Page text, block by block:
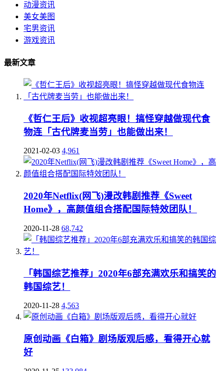
动漫资讯
美女美图
宅男资讯
游戏资讯
最新文章
《哲仁王后》收视超亮眼！搞怪穿越做现代食
物连「古代牌麦当劳」也能做出来！
2021-02-03 4,961
2020年Netflix(网飞)漫改韩剧推荐《Sweet
Home》，高颜值组合搭配国际特效团队！
2020-11-28 68,742
「韩国综艺推荐」2020年6部充满欢乐和搞笑的
韩国综艺！
2020-11-28 4,563
原创动画《白箱》剧场版观后感，看得开心就
好